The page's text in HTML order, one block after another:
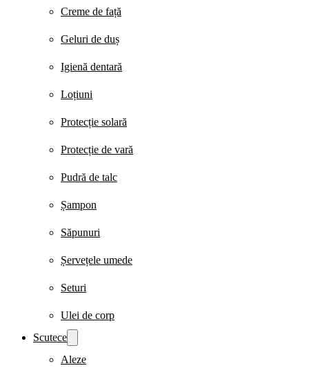
Creme de față
Geluri de duș
Igienă dentară
Loțiuni
Protecție solară
Protecție de vară
Pudră de talc
Șampon
Săpunuri
Șervețele umede
Seturi
Ulei de corp
Scutece
Aleze